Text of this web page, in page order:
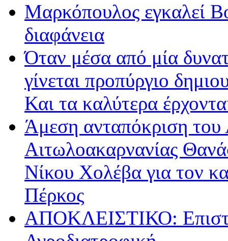
Μαρκόπουλος εγκαλεί
διαφάνεια
Όταν μέσα από μία
γίνεται προπύργιο
Και τα καλύτερα
Άμεση ανταπόκριση του
Αιτωλοακαρνανίας
Νίκου Χολέβα για τον
Πέρκος
ΑΠΟΚΛΕΙΣΤΙΚΟ: